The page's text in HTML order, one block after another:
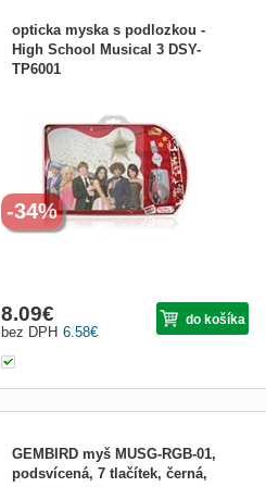
opticka myska s podlozkou -
High School Musical 3 DSY-
TP6001
6.58€
bez DPH
8.09€ do košíka
-34%
GEMBIRD myš MUSG-RGB-01,
podsvícená, 7 tlačítek, černá,